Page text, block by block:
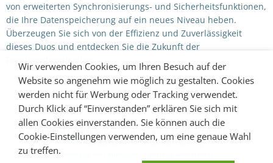
von erweiterten Synchronisierungs- und Sicherheitsfunktionen,
die Ihre Datenspeicherung auf ein neues Niveau heben.
Überzeugen Sie sich von der Effizienz und Zuverlässigkeit
dieses Duos und entdecken Sie die Zukunft der
Dateisynchronisation.
© 2026 Super Flexible Software GmbH & Co. KG. Beachten Sie unsere
AGBsund unsereDatenschutzerklärung.
Wir verwenden Cookies, um Ihren Besuch auf der
Website so angenehm wie möglich zu gestalten. Cookies
werden nicht für Werbung oder Tracking verwendet.
Durch Klick auf “Einverstanden” erklären Sie sich mit
allen Cookies einverstanden. Sie können auch die
Cookie-Einstellungen verwenden, um eine genaue Wahl
zu treffen.